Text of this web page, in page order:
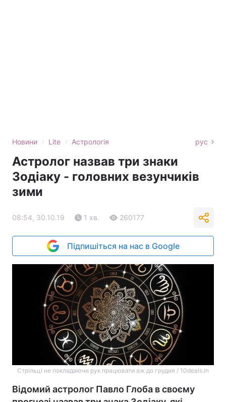
Новини › Lite › Астрологія рус
Астролог назвав три знаки
Зодіаку - головних везунчиків
зими
08:54, 30.10.19 1 хв. 260177
Підпишіться на нас в Google
Стрільці не покладаючи рук працювати аж до грудня / 10deals.in
Відомий астролог Павло Глоба в своєму